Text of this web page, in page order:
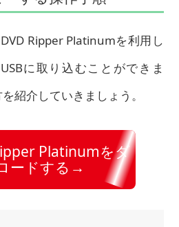
Ripper Platinumを利用し
に取り込むことができま
紹介していきましょう。
Platinumをダ
ードする→